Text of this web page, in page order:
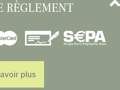
RÈGLEMENT
plus